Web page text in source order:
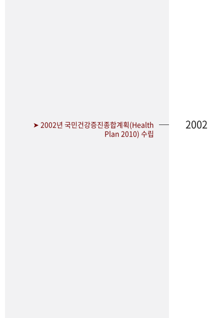
➤ 2002년 국민건강증진종합계획(Health
Plan 2010) 수립
2002